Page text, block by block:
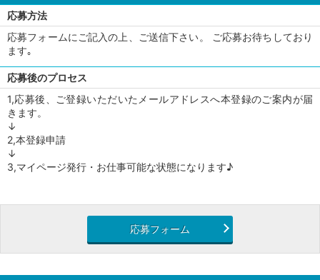
応募方法
応募フォームにご記入の上、ご送信下さい。 ご応募お待ちしており
ます｡
応募後のプロセス
1,応募後、ご登録いただいたメールアドレスへ本登録のご案内が届
きます。
↓
2,本登録申請
↓
3,マイページ発行・お仕事可能な状態になります♪
応募フォーム